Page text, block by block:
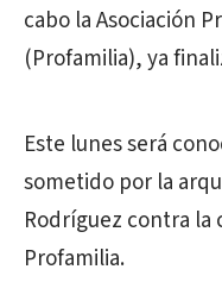
cabo la Asociación
(Profamilia), ya
Este lunes será
sometido por la
Rodríguez contra la
Profamilia.